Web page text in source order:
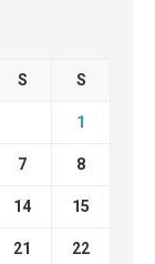
S S
1
7 8
14 15
21 22